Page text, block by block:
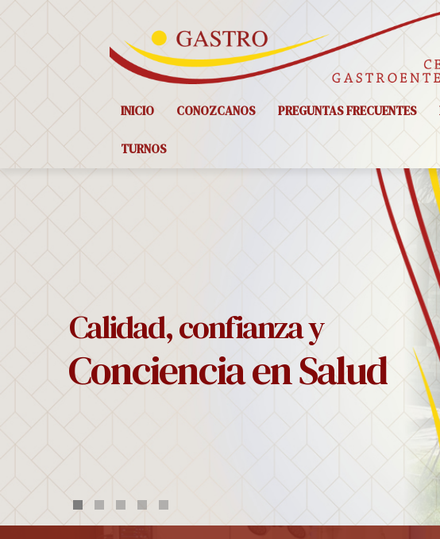
INICIO CONOZCANOS PREGUNTAS FRECUENTES
TURNOS
Conciencia en Salud
Calidad, confianza y